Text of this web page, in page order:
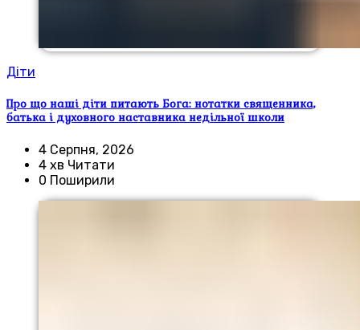
Діти
Про що наші діти питають Бога: нотатки священника,
батька і духовного наставника недільної школи
4 Серпня, 2026
4 хв Читати
0 Поширили